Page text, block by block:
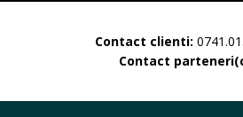
Contact clienti:
Contact